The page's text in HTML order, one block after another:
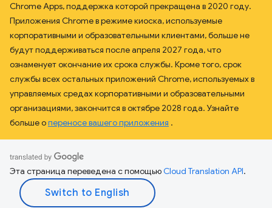
Chrome Apps, поддержка которой прекращена в 2020 году.
Приложения Chrome в режиме киоска, используемые
корпоративными и образовательными клиентами, больше не
будут поддерживаться после апреля 2027 года, что
ознаменует окончание их срока службы. Кроме того, срок
службы всех остальных приложений Chrome, используемых в
управляемых средах корпоративными и образовательными
организациями, закончится в октябре 2028 года. Узнайте
больше опереносе вашего приложения .
Эта страница переведена с помощьюCloud Translation API.